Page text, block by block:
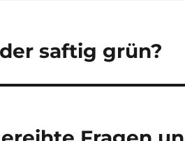
saftig grün?